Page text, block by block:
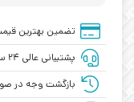
تضمین بهترین
پشتیبانی عالی ۲۴ ساعته، ۷ روز هفته
بازگشت وجه در